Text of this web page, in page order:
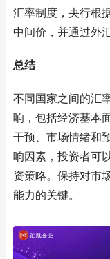
汇率制度，央行根
中间价，并通过外
总结
不同国家之间的汇
响，包括经济基本
干预、市场情绪和
响因素，投资者可
资策略。保持对市
能力的关键。